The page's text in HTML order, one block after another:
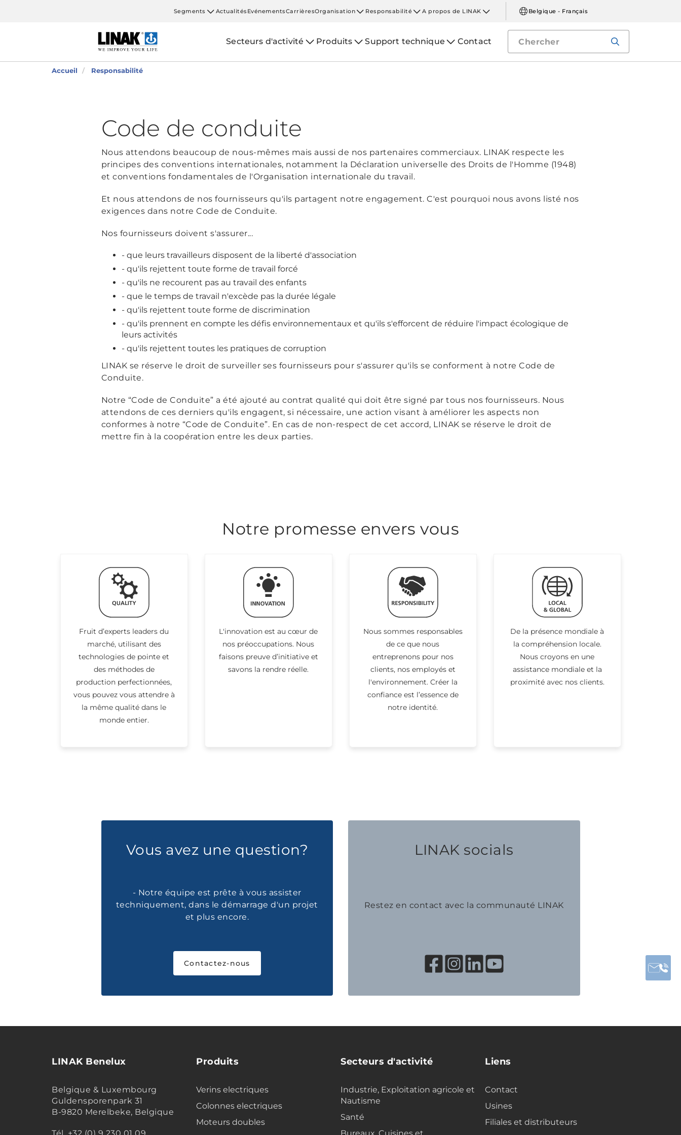
Segments ActualitésEvénementsCarrièresOrganisation Responsabilité A propos de LINAK Belgique - Français
Secteurs d'activité Produits Support technique Contact
Accueil Responsabilité
Code de conduite
Nous attendons beaucoup de nous-mêmes mais aussi de nos partenaires commerciaux. LINAK respecte les
principes des conventions internationales, notamment la Déclaration universelle des Droits de l'Homme (1948)
et conventions fondamentales de l'Organisation internationale du travail.
Et nous attendons de nos fournisseurs qu'ils partagent notre engagement. C'est pourquoi nous avons listé nos
exigences dans notre Code de Conduite.
Nos fournisseurs doivent s'assurer...
- que leurs travailleurs disposent de la liberté d'association
- qu'ils rejettent toute forme de travail forcé
- qu'ils ne recourent pas au travail des enfants
- que le temps de travail n'excède pas la durée légale
- qu'ils rejettent toute forme de discrimination
- qu'ils prennent en compte les défis environnementaux et qu'ils s'efforcent de réduire l'impact écologique de
leurs activités
- qu'ils rejettent toutes les pratiques de corruption
LINAK se réserve le droit de surveiller ses fournisseurs pour s'assurer qu'ils se conforment à notre Code de
Conduite.
Notre “Code de Conduite” a été ajouté au contrat qualité qui doit être signé par tous nos fournisseurs. Nous
attendons de ces derniers qu'ils engagent, si nécessaire, une action visant à améliorer les aspects non
conformes à notre “Code de Conduite”. En cas de non-respect de cet accord, LINAK se réserve le droit de
mettre fin à la coopération entre les deux parties.
Notre promesse envers vous
Fruit d’experts leaders du
marché, utilisant des
technologies de pointe et
des méthodes de
production perfectionnées,
vous pouvez vous attendre à
la même qualité dans le
monde entier.
L'innovation est au cœur de
nos préoccupations. Nous
faisons preuve d’initiative et
savons la rendre réelle.
Nous sommes responsables
de ce que nous
entreprenons pour nos
clients, nos employés et
l'environnement. Créer la
confiance est l’essence de
notre identité.
De la présence mondiale à
la compréhension locale.
Nous croyons en une
assistance mondiale et la
proximité avec nos clients.
Vous avez une question?
- Notre équipe est prête à vous assister
techniquement, dans le démarrage d'un projet
et plus encore.
Contactez-nous
LINAK socials
Restez en contact avec la communauté LINAK
LINAK Benelux
Belgique & Luxembourg
Guldensporenpark 31
B-9820 Merelbeke, Belgique
Produits
Verins electriques
Colonnes electriques
Moteurs doubles
Secteurs d'activité
Industrie, Exploitation agricole et
Nautisme
Santé
Liens
Contact
Usines
Filiales et distributeurs